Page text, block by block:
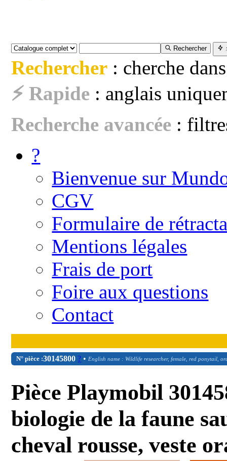
Rechercher
Rechercher : cherche
⚡ Rapide : anglais
Recherche avancée :
?
Bienvenue sur
CGV
Formulaire de
Mentions légales
Frais de port
Foire aux questions
Contact
N° pièce :30145800 ? •English name : Wildlife researcher, female, red ponytail,
Pièce Playmobil
biologie de la faune
cheval rousse, veste